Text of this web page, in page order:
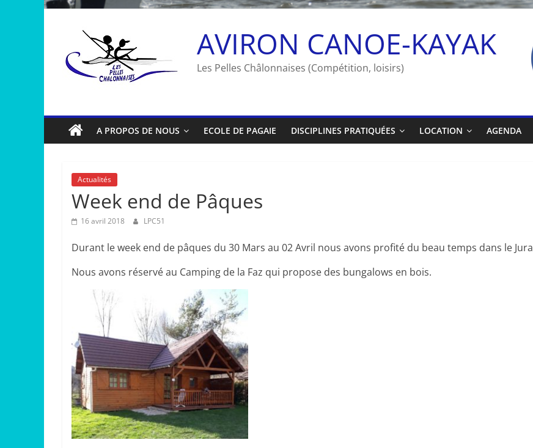
AVIRON CANOE-KAYAK
Les Pelles Châlonnaises (Compétition, loisirs)
A PROPOS DE NOUS ECOLE DE PAGAIE DISCIPLINES PRATIQUÉES LOCATION AGENDA
Actualités
Week end de Pâques
16 avril 2018 LPC51
Durant le week end de pâques du 30 Mars au 02 Avril nous avons profité du beau temps dans le Jura
Nous avons réservé au Camping de la Faz qui propose des bungalows en bois.